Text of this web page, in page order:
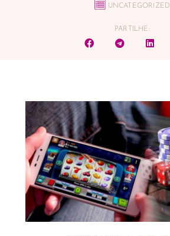
UNCATEGORIZED
PARTILHE: